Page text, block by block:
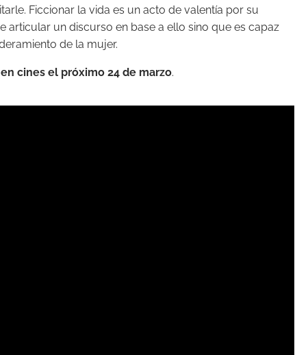
Ficcionar la vida es un acto de valentía por su
articular un discurso en base a ello sino que es capaz
de la mujer.
en cines el próximo 24 de marzo.